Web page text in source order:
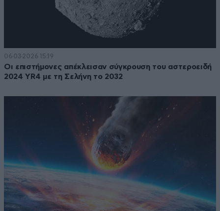
06·03·2026 15:19
Οι επιστήμονες απέκλεισαν σύγκρουση του αστεροειδή
2024 YR4 με τη Σελήνη το 2032